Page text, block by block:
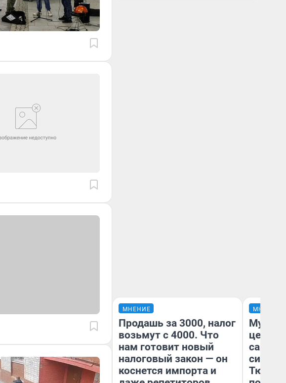
МНЕНИЕ
Продашь за 3000, налог
возьмут с 4000. Что
нам готовит новый
налоговый закон — он
коснется импорта и
МНЕНИЕ
Музей